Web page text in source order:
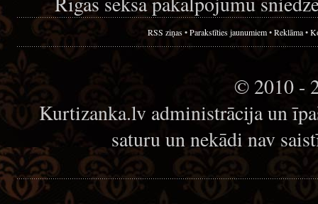
RSS ziņas•Parakstīties jaunumiem•Reklāma•
© 2010 -
Kurtizanka.lv administrācija un
saturu un nekādi nav